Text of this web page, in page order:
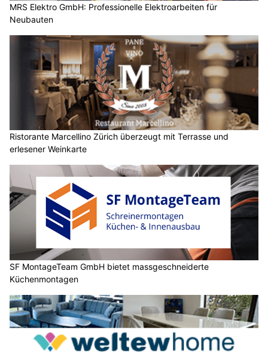
MRS Elektro GmbH: Professionelle Elektroarbeiten für
Neubauten
Ristorante Marcellino Zürich überzeugt mit Terrasse und
erlesener Weinkarte
SF MontageTeam GmbH bietet massgeschneiderte
Küchenmontagen